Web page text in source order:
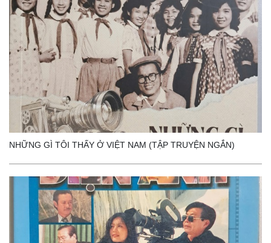
NHỮNG GÌ TÔI THẤY Ở VIỆT NAM (TẬP TRUYỆN NGẮN)